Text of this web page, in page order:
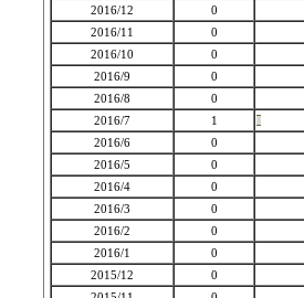
2016/12
0
2016/11
0
2016/10
0
2016/9
0
2016/8
0
2016/7
1
2016/6
0
2016/5
0
2016/4
0
2016/3
0
2016/2
0
2016/1
0
2015/12
0